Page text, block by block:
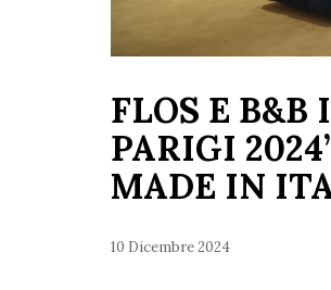
FLOS E
PARIGI
MADE IN
10 Dicembre 2024